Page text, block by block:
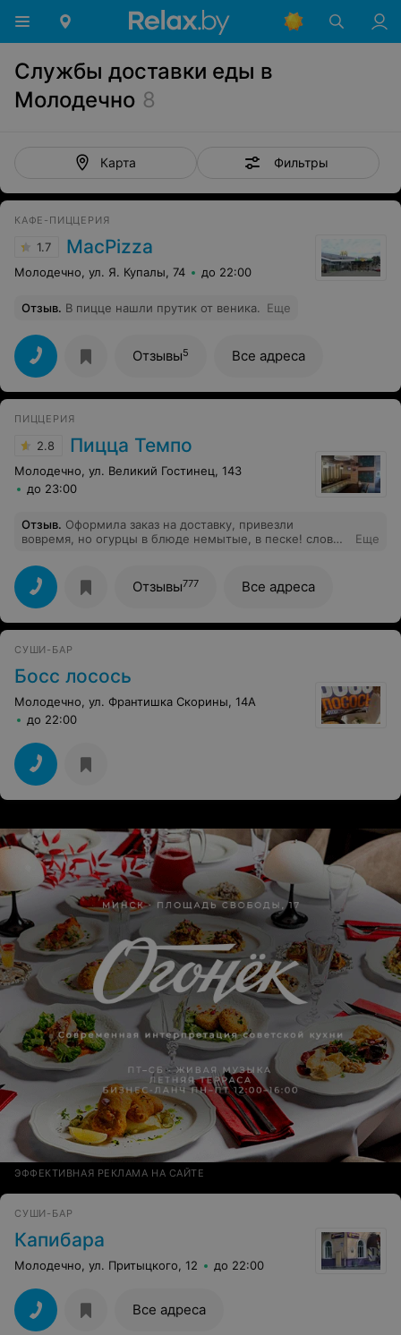
Службы доставки еды в
Молодечно 8
Карта Фильтры
КАФЕ-ПИЦЦЕРИЯ
1.7 MacPizza
Молодечно, ул. Я. Купалы, 74 до 22:00
Отзыв. В пицце нашли прутик от веника. Еще
Отзывы5 Все адреса
ПИЦЦЕРИЯ
2.8 Пицца Темпо
Молодечно, ул. Великий Гостинец, 143
до 23:00
Отзыв. Оформила заказ на доставку, привезли
вовремя, но огурцы в блюде немытые, в песке! слов
Еще
Отзывы777 Все адреса
СУШИ-БАР
Босс лосось
Молодечно, ул. Франтишка Скорины, 14А
до 22:00
ЭФФЕКТИВНАЯ РЕКЛАМА НА САЙТЕ
СУШИ-БАР
Капибара
Молодечно, ул. Притыцкого, 12 до 22:00
Все адреса